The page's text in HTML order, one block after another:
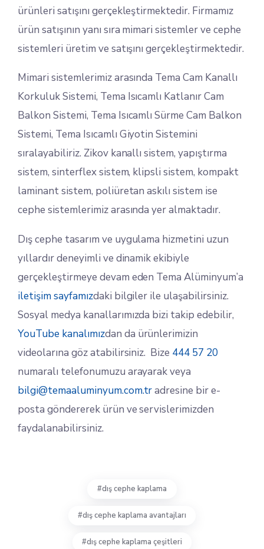
ürünleri satışını gerçekleştirmektedir. Firmamız
ürün satışının yanı sıra mimari sistemler ve cephe
sistemleri üretim ve satışını gerçekleştirmektedir.
Mimari sistemlerimiz arasında Tema Cam Kanallı
Korkuluk Sistemi, Tema Isıcamlı Katlanır Cam
Balkon Sistemi, Tema Isıcamlı Sürme Cam Balkon
Sistemi, Tema Isıcamlı Giyotin Sistemini
sıralayabiliriz. Zikov kanallı sistem, yapıştırma
sistem, sinterflex sistem, klipsli sistem, kompakt
laminant sistem, poliüretan askılı sistem ise
cephe sistemlerimiz arasında yer almaktadır.
Dış cephe tasarım ve uygulama hizmetini uzun
yıllardır deneyimli ve dinamik ekibiyle
gerçekleştirmeye devam eden Tema Alüminyum’a
iletişim sayfamızdaki bilgiler ile ulaşabilirsiniz.
Sosyal medya kanallarımızda bizi takip edebilir,
YouTube kanalımızdan da ürünlerimizin
videolarına göz atabilirsiniz. Bize 444 57 20
numaralı telefonumuzu arayarak veya
bilgi@temaaluminyum.com.tradresine bir e-
posta göndererek ürün ve servislerimizden
faydalanabilirsiniz.
dış cephe kaplama
dış cephe kaplama avantajları
dış cephe kaplama çeşitleri